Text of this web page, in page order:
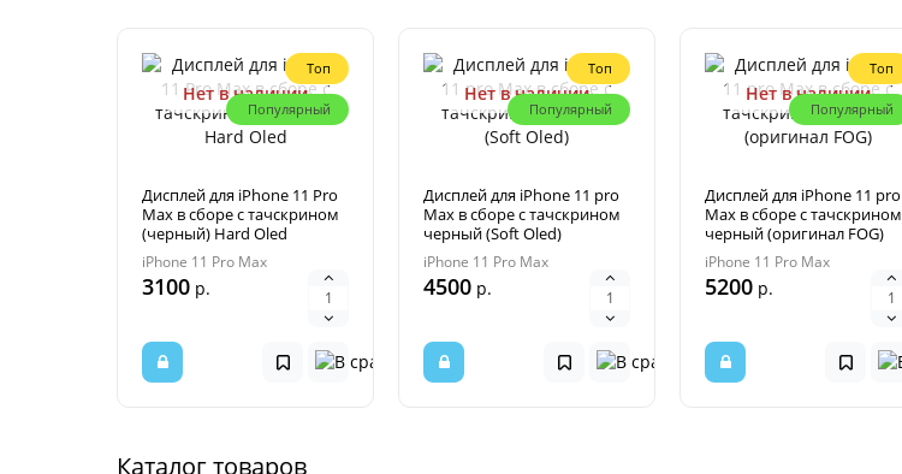
Топ
Популярный
Нет в наличии
Дисплей для iPhone 11 Pro
Max в сборе с тачскрином
(черный) Hard Oled
iPhone 11 Pro Max
3100 р.
Топ
Популярный
Нет в наличии
Дисплей для iPhone 11 pro
Max в сборе с тачскрином
черный (Soft Oled)
iPhone 11 Pro Max
4500 р.
Топ
Популярный
Нет в наличии
Дисплей для iPhone 11 pro
Max в сборе с тачскрином
черный (оригинал FOG)
iPhone 11 Pro Max
5200 р.
Каталог товаров